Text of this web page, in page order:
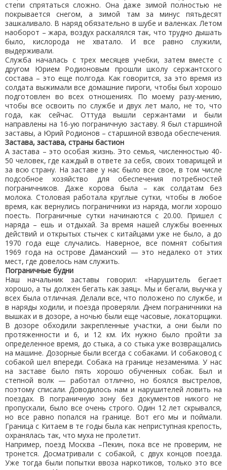
степи спрятаться сложно. Она даже зимой полностью не
покрывается снегом, а зимой там за минус пятьдесят
зашкаливало. В наряд обязательно в шубе и валенках. Летом
наоборот – жара, воздух раскалялся так, что трудно дышать
было, кислорода не хватало. И все равно служили,
выдерживали.
Служба началась с трех месяцев учебки, затем вместе с
другом Юрием Родионовым прошли школу сержантского
состава – это еще полгода. Как говорится, за это время из
солдата выжимали все домашние пироги, чтобы был хорошо
подготовлен во всех отношениях. По моему разу-мению,
чтобы все освоить по службе и двух лет мало, не то, что
года, как сейчас. Оттуда вышли сержантами и были
направлены на 16-ую пограничную заставу. Я был старшиной
заставы, а Юрий Родионов – старшиной взвода обеспечения.
Застава, застава, страны бастион
А застава – это особая жизнь. Это семья, численностью 40-
50 человек, где каждый в ответе за себя, своих товарищей и
за всю страну. На заставе у нас было все свое, в том числе
подсобное хозяйство для обеспечения потребностей
пограничников. Даже корова была – как солдатам без
молока. Столовая работала круглые сутки, чтобы в любое
время, как вернулись пограничники из наряда, могли хорошо
поесть. Пограничные сутки начинаются с 20.00. Пришел с
наряда – ешь и отдыхай. За время нашей службы военных
действий и открытых стычек с китайцами уже не было, а до
1970 года еще случались. Наверное, все помнят события
1969 года на острове Даманский — это недалеко от этих
мест, где довелось нам служить.
Пограничные будни
Наш начальник заставы говорил: «Нарушитель бегает
хорошо, а ты должен бегать как заяц». Мы и бегали, выучка у
всех была отличная. Делали все, что положено по службе, и
в наряды ходили, и поезда проверяли. Днем пограничники на
вышках и в дозоре, а ночью были еще часовые, локаторщики.
В дозоре обходили закрепленные участки, а они были по
протяженности и 6, и 12 км. Их нужно было пройти за
определенное время, до стыка, а со стыка уже возвращались
на машине. Дозорные были всегда с собаками. И собаковод с
собакой шел впереди. Собака на границе незаменима. У нас
на заставе было пять хорошо обученных собак. Был и
степной волк — работал отлично, но боялся выстрелов,
поэтому списали. Доводилось нам и нарушителей ловить на
поездах. В пограничную зону без документов никого не
пропускали, было все очень строго. Один 12 лет скрывался,
но все равно попался на границе. Вот его мы и поймали.
Граница с Китаем в те годы была как неприступная крепость,
охранялась так, что муха не пролетит.
Например, поезд Москва –Пекин, пока все не проверим, не
тронется. Досматривали с собакой, с двух концов поезда.
Уже тогда были попытки ввоза наркотиков, только это все